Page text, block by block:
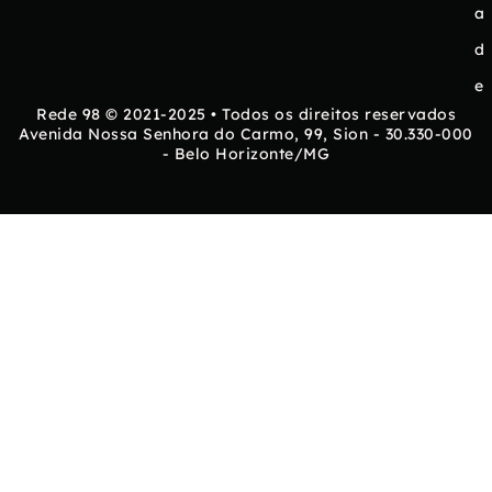
a
d
e
Rede 98 © 2021-2025 • Todos os direitos reservados
Avenida Nossa Senhora do Carmo, 99, Sion - 30.330-000
- Belo Horizonte/MG